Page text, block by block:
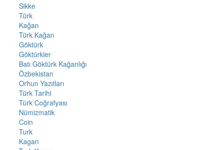
Sikke
Türk
Kağan
Türk Kağan
Göktürk
Göktürkler
Batı Göktürk Kağanlığı
Özbekistan
Orhun Yazıtları
Türk Tarihi
Türk Coğrafyası
Nümizmatik
Coin
Turk
Kagan